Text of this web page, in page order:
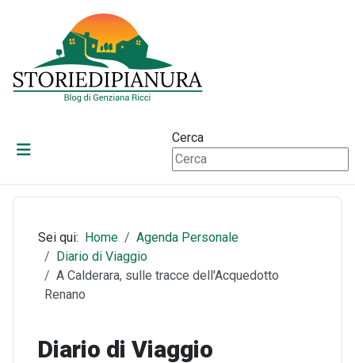
Cerca
Sei qui: Home
Agenda Personale
Diario di Viaggio
A Calderara, sulle tracce dell'Acquedotto
Renano
Diario di Viaggio